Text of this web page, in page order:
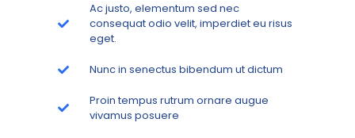
Ac justo, elementum sed nec
consequat odio velit, imperdiet eu risus
eget.
Nunc in senectus bibendum ut dictum
Proin tempus rutrum ornare augue
vivamus posuere